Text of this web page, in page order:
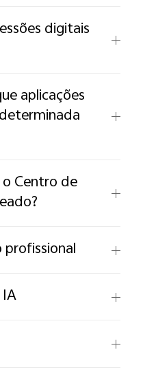
digitais
aplicações
Centro de